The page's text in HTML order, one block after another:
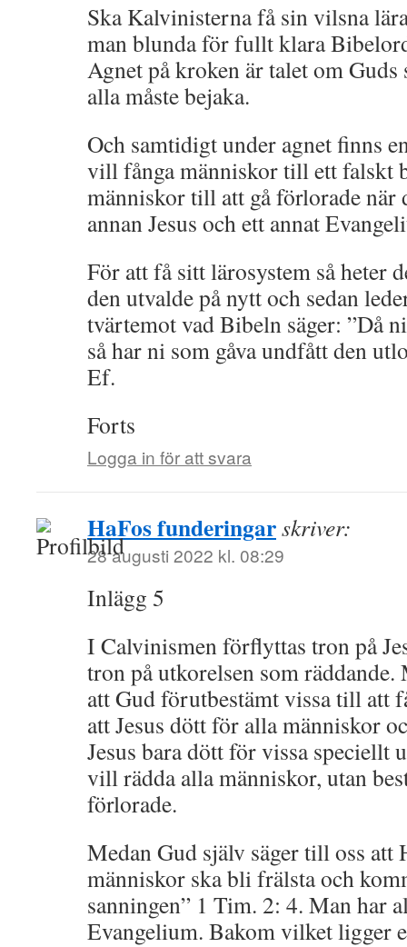
Ska Kalvinisterna få sin vilsna
man blunda för fullt klara
Agnet på kroken är talet om
alla måste bejaka.
Och samtidigt under agnet finns
vill fånga människor till ett falskt
människor till att gå förlorade när
annan Jesus och ett annat
För att få sitt lärosystem så heter
den utvalde på nytt och sedan
tvärtemot vad Bibeln säger: ”Då
så har ni som gåva undfått den
Ef.
Forts
Logga in för att svara
HaFos funderingarskriver:
28 augusti 2022 kl. 08:29
Inlägg 5
I Calvinismen förflyttas tron på
tron på utkorelsen som
att Gud förutbestämt vissa till att
att Jesus dött för alla människor
Jesus bara dött för vissa speciellt
vill rädda alla människor, utan
förlorade.
Medan Gud själv säger till oss att
människor ska bli frälsta och
sanningen” 1 Tim. 2: 4. Man har
Evangelium. Bakom vilket ligger